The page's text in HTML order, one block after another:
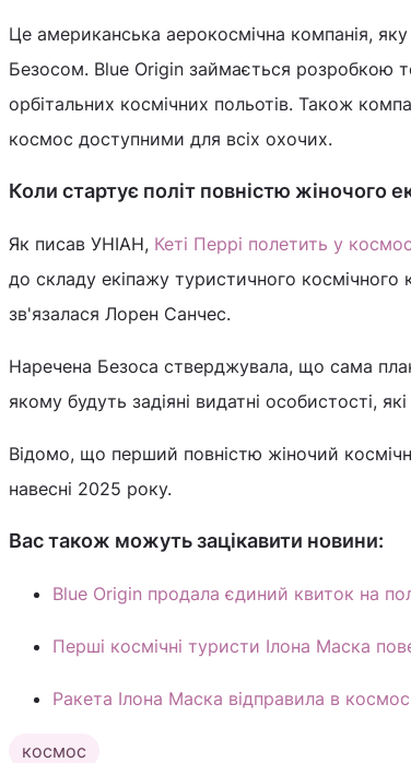
Це американська аерокосмічна компанія,
Безосом. Blue Origin займається розробкою
орбітальних космічних польотів. Також
космос доступними для всіх охочих.
Коли стартує політ повністю жіночого
Як писав УНІАН, Кеті Перрі полетить у космос
до складу екіпажу туристичного
зв'язалася Лорен Санчес.
Наречена Безоса стверджувала, що сама
якому будуть задіяні видатні особистості,
Відомо, що перший повністю жіночий
навесні 2025 року.
Вас також можуть зацікавити новини:
Blue Origin продала єдиний квиток на
Перші космічні туристи Ілона Маска
Ракета Ілона Маска відправила в
космос